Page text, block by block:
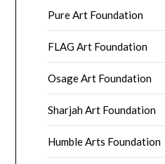
Pure Art Foundation
FLAG Art Foundation
Osage Art Foundation
Sharjah Art Foundation
Humble Arts Foundation